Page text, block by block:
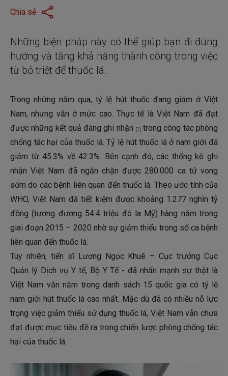
Chia sẻ
Những biện pháp này có thể giúp bạn đi đúng
hướng và tăng khả năng thành công trong việc
từ bỏ triệt để thuốc lá.
Trong những năm qua, tỷ lệ hút thuốc đang giảm ở Việt
Nam, nhưng vẫn ở mức cao. Thực tế là Việt Nam đã đạt
được những kết quả đáng ghi nhận
[1] trong công tác phòng
chống tác hại của thuốc lá. Tỷ lệ hút thuốc lá ở nam giới đã
giảm từ 45.3% về 42.3%. Bên cạnh đó, các thống kê ghi
nhận Việt Nam đã ngăn chặn được 280.000 ca tử vong
sớm do các bệnh liên quan đến thuốc lá. Theo ước tính của
WHO, Việt Nam đã tiết kiệm được khoảng 1.277 nghìn tỷ
đồng (tương đương 54.4 triệu đô la Mỹ) hàng năm trong
giai đoạn 2015 – 2020 nhờ sự giảm thiểu trong số ca bệnh
liên quan đến thuốc lá.
Tuy nhiên, tiến sĩ Lương Ngọc Khuê – Cục trưởng Cục
Quản lý Dịch vụ Y tế, Bộ Y Tế - đã nhấn mạnh sự thật là
Việt Nam vẫn nằm trong danh sách 15 quốc gia có tỷ lệ
nam giới hút thuốc lá cao nhất. Mặc dù đã có nhiều nỗ lực
trọng việc giảm thiểu sử dụng thuốc lá, Việt Nam vẫn chưa
đạt được mục tiêu đề ra trong chiến lược phòng chống tác
hại của thuốc lá.